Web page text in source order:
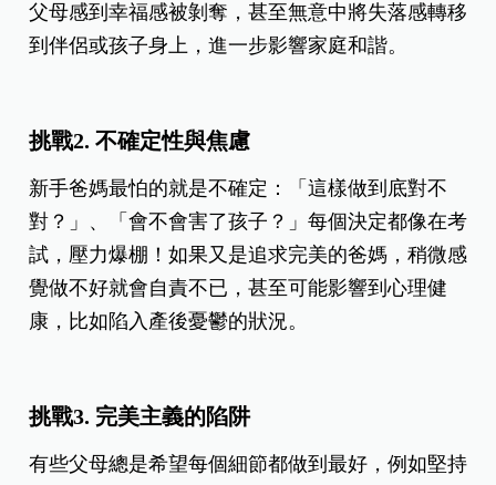
父母感到幸福感被剝奪，甚至無意中將失落感轉移
到伴侶或孩子身上，進一步影響家庭和諧。
挑戰2. 不確定性與焦慮
新手爸媽最怕的就是不確定：「這樣做到底對不
對？」、「會不會害了孩子？」每個決定都像在考
試，壓力爆棚！如果又是追求完美的爸媽，稍微感
覺做不好就會自責不已，甚至可能影響到心理健
康，比如陷入產後憂鬱的狀況。
挑戰3. 完美主義的陷阱
有些父母總是希望每個細節都做到最好，例如堅持